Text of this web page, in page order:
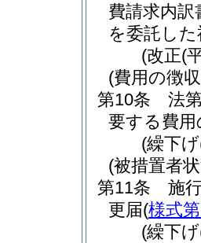
費請求内訳
を委託し
(改正(
(費用の徴
第10条
法
要する費
(繰下
(被措置者
第11条
施
更届(様式
(繰下